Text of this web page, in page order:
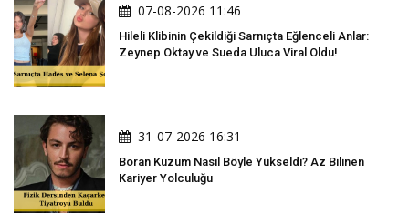
07-08-2026 11:46
Hileli Klibinin Çekildiği Sarnıçta Eğlenceli Anlar:
Zeynep Oktay ve Sueda Uluca Viral Oldu!
31-07-2026 16:31
Boran Kuzum Nasıl Böyle Yükseldi? Az Bilinen
Kariyer Yolculuğu